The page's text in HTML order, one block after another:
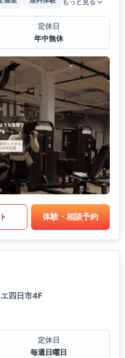
もっと見る
定休日
年中無休
体験・相談予約
四日市4F
定休日
毎週日曜日